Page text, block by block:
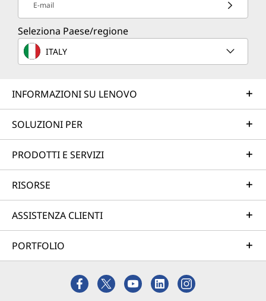
E-mail
Seleziona Paese/regione
ITALY
INFORMAZIONI SU LENOVO
SOLUZIONI PER
PRODOTTI E SERVIZI
RISORSE
ASSISTENZA CLIENTI
PORTFOLIO